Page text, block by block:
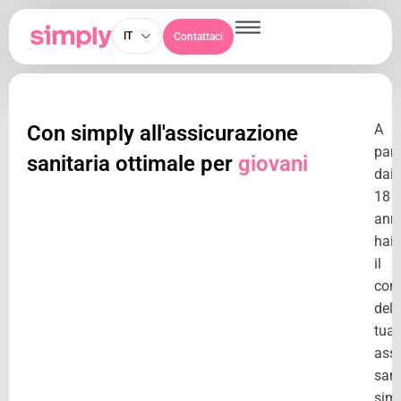
IT Contattaci
Con simply all'assicurazione
sanitaria ottimale per giovani
A
dai
18
hai
il
tua